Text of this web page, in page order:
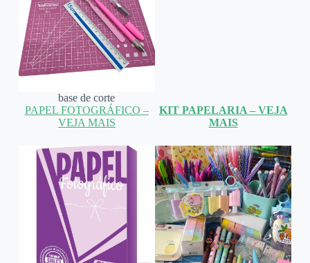
base de corte
PAPEL FOTOGRÁFICO –
VEJA MAIS
KIT PAPELARIA – VEJA
MAIS